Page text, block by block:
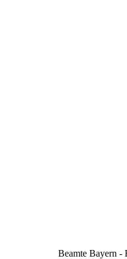
Beamte Bayern -